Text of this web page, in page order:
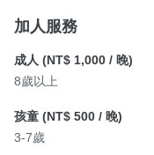
加人服務
成人 (NT$ 1,000 / 晚)
8歲以上
孩童 (NT$ 500 / 晚)
3-7歲